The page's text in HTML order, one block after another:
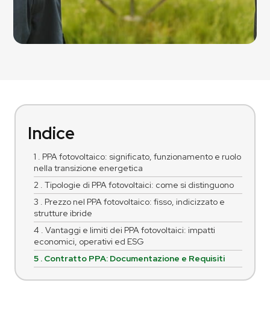
Indice
1 . PPA fotovoltaico: significato, funzionamento e ruolo
nella transizione energetica
2 . Tipologie di PPA fotovoltaici: come si distinguono
3 . Prezzo nel PPA fotovoltaico: fisso, indicizzato e
strutture ibride
4 . Vantaggi e limiti dei PPA fotovoltaici: impatti
economici, operativi ed ESG
5 . Contratto PPA: Documentazione e Requisiti